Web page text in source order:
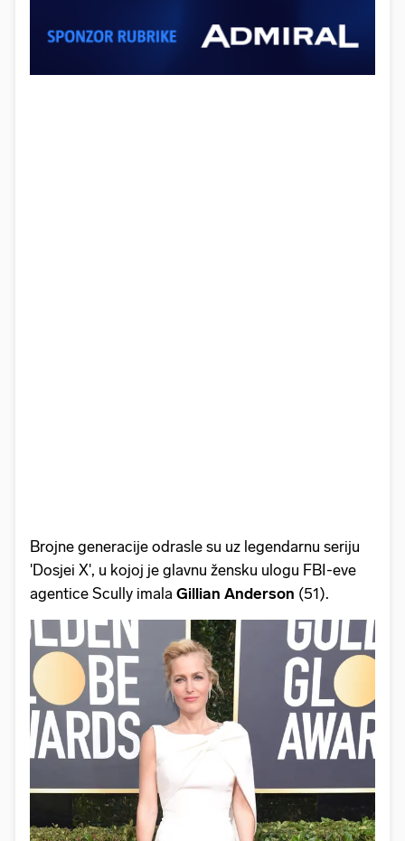
Brojne generacije odrasle su uz legendarnu seriju
'Dosjei X', u kojoj je glavnu žensku ulogu FBI-eve
agentice Scully imala Gillian Anderson (51).